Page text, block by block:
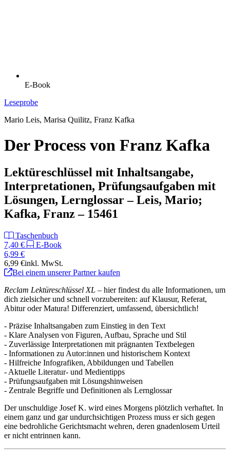
E-Book
Leseprobe
Mario Leis, Marisa Quilitz, Franz Kafka
Der Process von Franz Kafka
Lektüreschlüssel mit Inhaltsangabe,
Interpretationen, Prüfungsaufgaben mit
Lösungen, Lernglossar – Leis, Mario;
Kafka, Franz – 15461
Taschenbuch
7,40 €
E-Book
6,99 €
6,99 €inkl. MwSt.
Bei einem unserer Partner kaufen
Reclam Lektüreschlüssel XL – hier findest du alle Informationen, um
dich zielsicher und schnell vorzubereiten: auf Klausur, Referat,
Abitur oder Matura! Differenziert, umfassend, übersichtlich!
- Präzise Inhaltsangaben zum Einstieg in den Text
- Klare Analysen von Figuren, Aufbau, Sprache und Stil
- Zuverlässige Interpretationen mit prägnanten Textbelegen
- Informationen zu Autor:innen und historischem Kontext
- Hilfreiche Infografiken, Abbildungen und Tabellen
- Aktuelle Literatur- und Medientipps
- Prüfungsaufgaben mit Lösungshinweisen
- Zentrale Begriffe und Definitionen als Lernglossar
Der unschuldige Josef K. wird eines Morgens plötzlich verhaftet. In
einem ganz und gar undurchsichtigen Prozess muss er sich gegen
eine bedrohliche Gerichtsmacht wehren, deren gnadenlosem Urteil
er nicht entrinnen kann.